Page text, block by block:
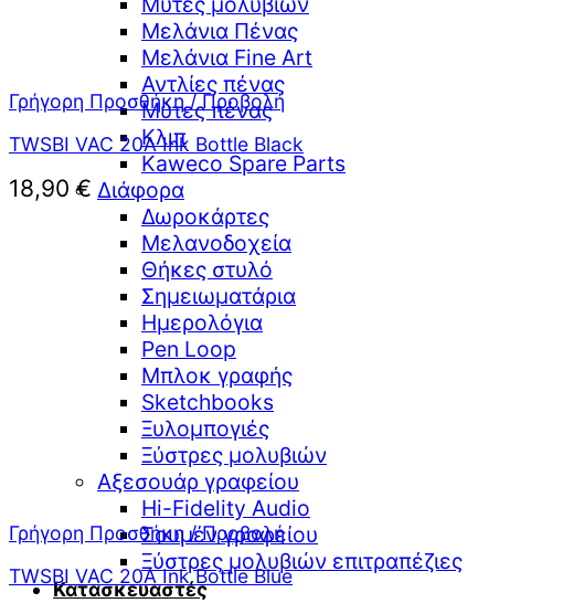
Μελάνια Πένας
Μελάνια Fine Art
Αντλίες πένας
Μύτες πένας
Κλιπ
Kaweco Spare Parts
Διάφορα
Δωροκάρτες
Μελανοδοχεία
Θήκες στυλό
Σημειωματάρια
Ημερολόγια
Pen Loop
Μπλοκ γραφής
Sketchbooks
Ξυλομπογιές
Ξύστρες μολυβιών
Αξεσουάρ γραφείου
Hi-Fidelity Audio
Σουμέν γραφείου
Ξύστρες μολυβιών επιτραπέζιες
Κατασκευαστές
Γρήγορη Προσθήκη / Προβολή
TWSBI VAC 20A Ink Bottle Black
18,90€
Γρήγορη Προσθήκη / Προβολή
TWSBI VAC 20A Ink Bottle Blue